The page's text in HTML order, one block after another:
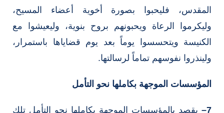
المقدس، فليحبوا بصورة أخوية أعضاء المسيح،
وليكرموا الرعاة ويحبونهم بروح بنوية، وليعيشوا مع
الكنيسة ويتحسسوا يوماً بعد يوم قضاياها باستمرار،
ولينذروا نفوسهم تماماً لرسالتها.
المؤسسات الموجهة بكاملها نحو التأمل
7
– يقصد بالمؤسسات الموجهة بكاملها نحو التأمل تلك